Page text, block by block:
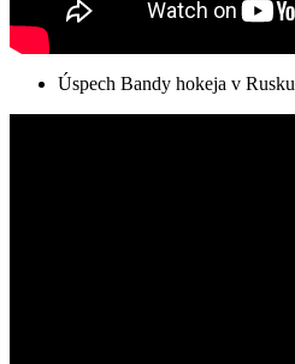
Úspech Bandy hokeja v Rusku